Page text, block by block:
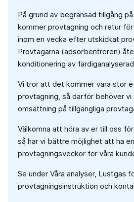
På grund av begränsad tillgång
kommer provtagning och retur
inom en vecka efter utskickat
Provtagarna (adsorbentrören)
konditionering av
Vi tror att det kommer vara stor
provtagning, så därför behöver vi
omsättning på tillgängliga
Välkomna att höra av er till oss
så har vi bättre möjlighet att ha
provtagningsveckor för våra
Se under Våra analyser, Lustgas
provtagningsinstruktion och